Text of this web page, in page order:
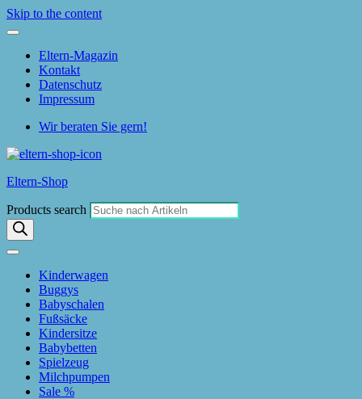
Skip to the content
Eltern-Magazin
Kontakt
Datenschutz
Impressum
Wir beraten Sie gern!
Eltern-Shop
Products search
Kinderwagen
Buggys
Babyschalen
Fußsäcke
Kindersitze
Babybetten
Spielzeug
Milchpumpen
Sale %